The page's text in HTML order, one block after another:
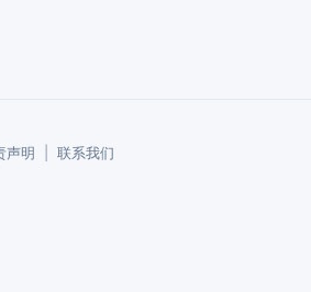
声明 联系我们